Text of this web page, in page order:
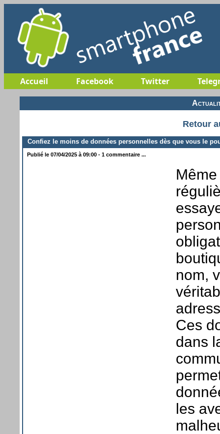
Accueil Facebook Twitter
Retour
Confiez le moins de données personnelles dès que vous le
Publié le 07/04/2025 à 09:00 - 1 commentaire ...
nom,
Ces
dans
les